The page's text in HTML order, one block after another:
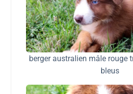
berger australien mâle rouge
bleus